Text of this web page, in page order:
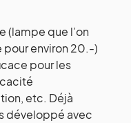
(lampe que l’on
environ 20.-)
pour les
etc. Déjà
développé avec